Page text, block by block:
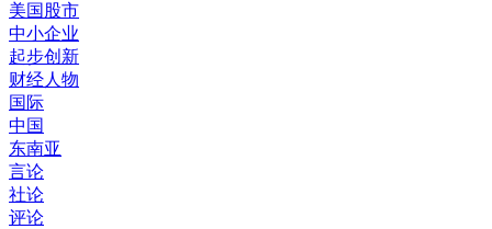
美国股市
中小企业
起步创新
财经人物
国际
中国
东南亚
言论
社论
评论